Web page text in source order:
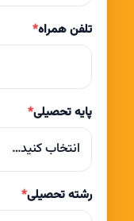
تلفن همراه*
پایه تحصیلی*
انتخاب کنید…
رشته تحصیلی*